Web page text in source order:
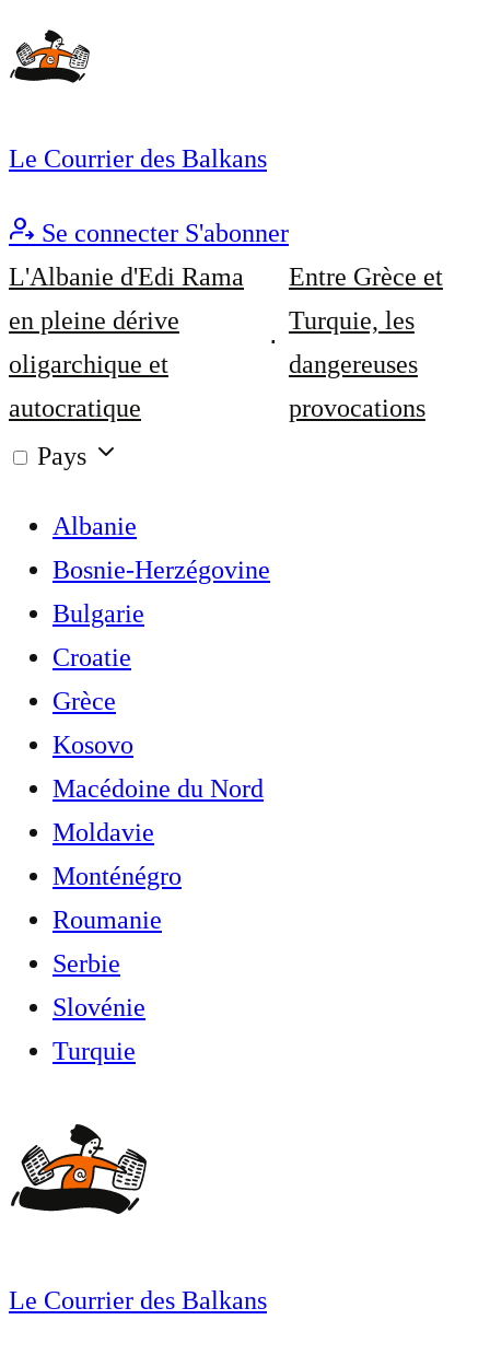
Le Courrier des Balkans
Se connecter S'abonner
L'Albanie d'Edi Rama
en pleine dérive
oligarchique et
autocratique
Entre Grèce et
Turquie, les
dangereuses
provocations
Pays
Albanie
Bosnie-Herzégovine
Bulgarie
Croatie
Grèce
Kosovo
Macédoine du Nord
Moldavie
Monténégro
Roumanie
Serbie
Slovénie
Turquie
Le Courrier des Balkans